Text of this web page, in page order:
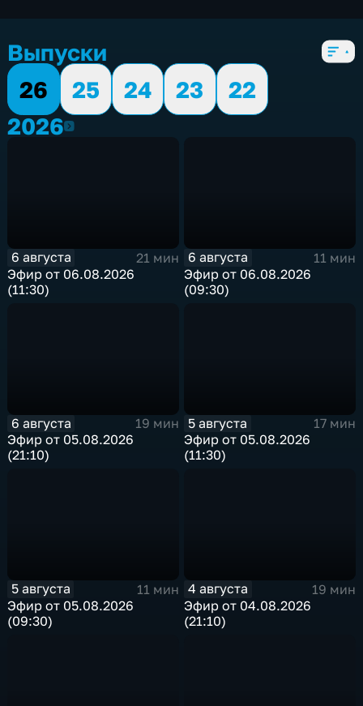
Выпуски
26
25 24 23
22
20262026
6 августа
21 мин
Эфир от 06.08.2026
(11:30)
6 августа
11 мин
Эфир от 06.08.2026
(09:30)
6 августа
19 мин
Эфир от 05.08.2026
(21:10)
5 августа
17 мин
Эфир от 05.08.2026
(11:30)
5 августа
11 мин
Эфир от 05.08.2026
(09:30)
4 августа
19 мин
Эфир от 04.08.2026
(21:10)